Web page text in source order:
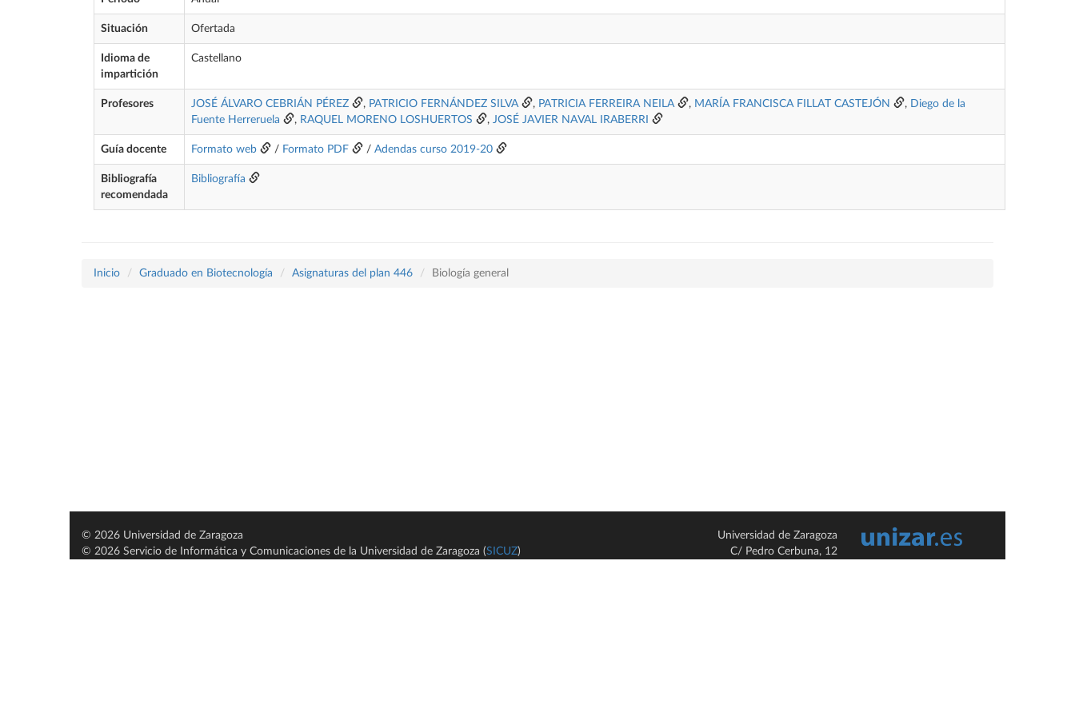
Situación Ofertada
Idioma de
impartición
Castellano
Profesores JOSÉ ÁLVARO CEBRIÁN PÉREZ , PATRICIO FERNÁNDEZ SILVA , PATRICIA FERREIRA NEILA , MARÍA FRANCISCA FILLAT CASTEJÓN , Diego de la
Fuente Herreruela
, RAQUEL MORENO LOSHUERTOS , JOSÉ JAVIER NAVAL IRABERRI
Guía docente Formato web / Formato PDF / Adendas curso 2019-20
Bibliografía
recomendada
Bibliografía
Inicio Graduado en Biotecnología Asignaturas del plan 446 Biología general
© 2026 Universidad de Zaragoza
© 2026 Servicio de Informática y Comunicaciones de la Universidad de Zaragoza (SICUZ)
Universidad de Zaragoza
C/ Pedro Cerbuna, 12